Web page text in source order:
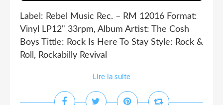
Label: Rebel Music Rec. – RM 12016 Format:
Vinyl LP12" 33rpm, Album Artist: The Cosh
Boys Tittle: Rock Is Here To Stay Style: Rock &
Roll, Rockabilly Revival
Lire la suite